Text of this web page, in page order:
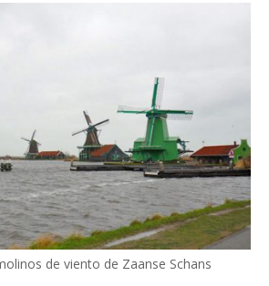
de viento de Zaanse Schans